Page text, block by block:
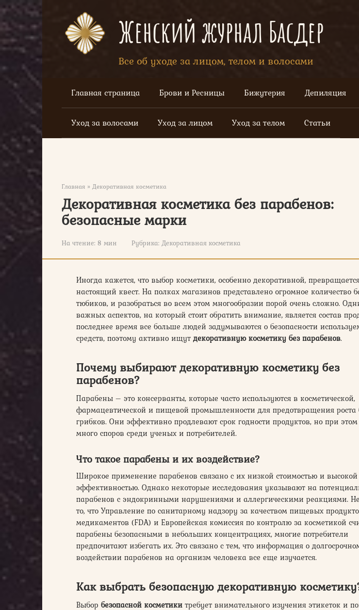
Перейти
к
контенту
Женский журнал Басдер
Все об уходе за лицом, телом и волосами
Главная страница Брови и Ресницы Бижутерия Депиляция
Уход за волосами Уход за лицом Уход за телом Статьи
Главная » Декоративная косметика
Декоративная косметика без парабенов:
безопасные марки
На чтение: 8 мин Рубрика: Декоративная косметика
Иногда кажется, что выбор косметики, особенно декоративной,
настоящий квест. На полках магазинов представлено огромное количество
тюбиков, и разобраться во всем этом многообразии порой очень сложно.
важных аспектов, на который стоит обратить внимание, является состав
последнее время все больше людей задумываются о безопасности
средств, поэтому активно ищут декоративную косметику без парабенов.
Почему выбирают декоративную косметику без
парабенов?
Парабены – это консерванты, которые часто используются в косметической,
фармацевтической и пищевой промышленности для предотвращения роста
грибков. Они эффективно продлевают срок годности продуктов, но при
много споров среди ученых и потребителей.
Что такое парабены и их воздействие?
Широкое применение парабенов связано с их низкой стоимостью и высокой
эффективностью. Однако некоторые исследования указывают на
парабенов с эндокринными нарушениями и аллергическими реакциями.
то, что Управление по санитарному надзору за качеством пищевых
медикаментов (FDA) и Европейская комиссия по контролю за косметикой
парабены безопасными в небольших концентрациях, многие потребители
предпочитают избегать их. Это связано с тем, что информация о
воздействии парабенов на организм человека все еще изучается.
Как выбрать безопасную декоративную
Выбор безопасной косметики требует внимательного изучения этикеток и